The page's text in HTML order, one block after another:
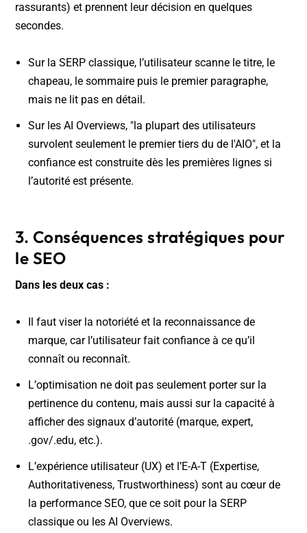
rassurants) et prennent leur décision en quelques
secondes.
Sur la SERP classique, l’utilisateur scanne le titre, le
chapeau, le sommaire puis le premier paragraphe,
mais ne lit pas en détail.
Sur les AI Overviews, "la plupart des utilisateurs
survolent seulement le premier tiers du de l'AIO", et la
confiance est construite dès les premières lignes si
l’autorité est présente.
3. Conséquences stratégiques pour
le SEO
Dans les deux cas :
Il faut viser la notoriété et la reconnaissance de
marque, car l’utilisateur fait confiance à ce qu’il
connaît ou reconnaît.
L’optimisation ne doit pas seulement porter sur la
pertinence du contenu, mais aussi sur la capacité à
afficher des signaux d’autorité (marque, expert,
.gov/.edu, etc.).
L’expérience utilisateur (UX) et l’E-A-T (Expertise,
Authoritativeness, Trustworthiness) sont au cœur de
la performance SEO, que ce soit pour la SERP
classique ou les AI Overviews.